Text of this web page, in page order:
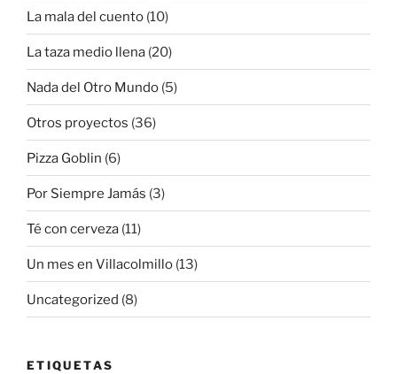
La mala del cuento (10)
La taza medio llena (20)
Nada del Otro Mundo (5)
Otros proyectos (36)
Pizza Goblin (6)
Por Siempre Jamás (3)
Té con cerveza (11)
Un mes en Villacolmillo (13)
Uncategorized (8)
ETIQUETAS